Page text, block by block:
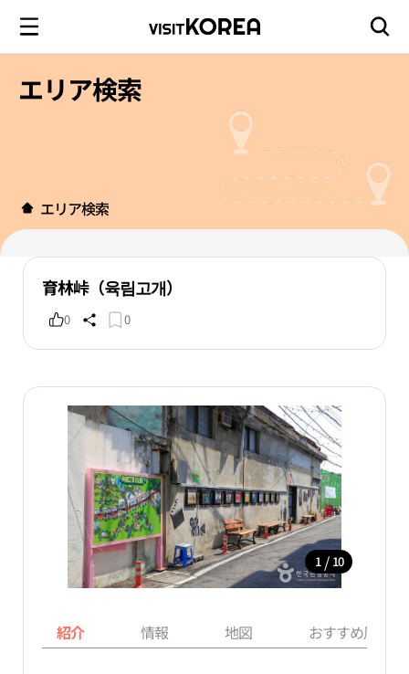
エリア検索
エリア検索
育林峠（육림고개）
0 0
1 / 10
紹介 情報 地図 おすすめ周辺